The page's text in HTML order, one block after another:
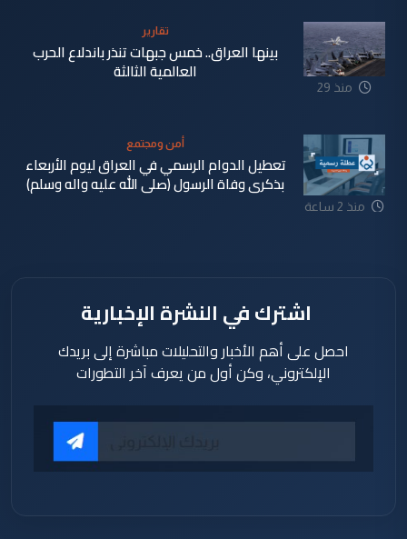
منذ 29
تقارير
بينها العراق.. خمس جبهات تنذر باندلاع الحرب
العالمية الثالثة
منذ 2 ساعة
أمن ومجتمع
تعطيل الدوام الرسمي في العراق ليوم الأربعاء
بذكرى وفاة الرسول (صلى الله عليه واله وسلم)
اشترك في النشرة الإخبارية
احصل على أهم الأخبار والتحليلات مباشرة إلى بريدك
الإلكتروني، وكن أول من يعرف آخر التطورات